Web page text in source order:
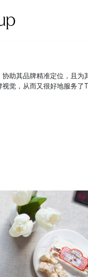
助其品牌精准定位，且
觉，从而又很好地服务了